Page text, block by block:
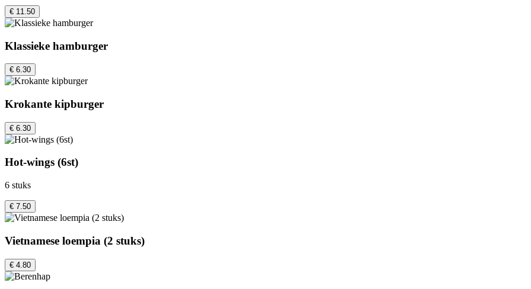
€ 11.50
Klassieke hamburger
€ 6.30
Krokante kipburger
€ 6.30
Hot-wings (6st)
6 stuks
€ 7.50
Vietnamese loempia (2 stuks)
€ 4.80